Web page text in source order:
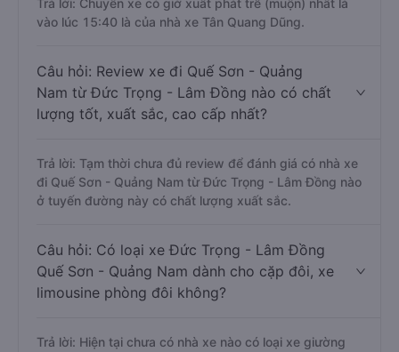
Trả lời: Chuyến xe có giờ xuất phát trễ (muộn) nhất là
vào lúc 15:40 là của nhà xe Tân Quang Dũng.
Câu hỏi: Review xe đi Quế Sơn - Quảng
Nam từ Đức Trọng - Lâm Đồng nào có chất
lượng tốt, xuất sắc, cao cấp nhất?
Trả lời: Tạm thời chưa đủ review để đánh giá có nhà xe
đi Quế Sơn - Quảng Nam từ Đức Trọng - Lâm Đồng nào
ở tuyến đường này có chất lượng xuất sắc.
Câu hỏi: Có loại xe Đức Trọng - Lâm Đồng
Quế Sơn - Quảng Nam dành cho cặp đôi, xe
limousine phòng đôi không?
Trả lời: Hiện tại chưa có nhà xe nào có loại xe giường